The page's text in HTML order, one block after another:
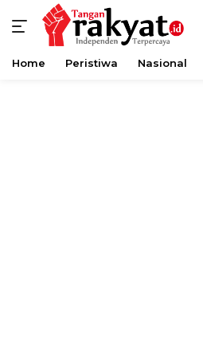
Langsung
Home Peristiwa Nasional